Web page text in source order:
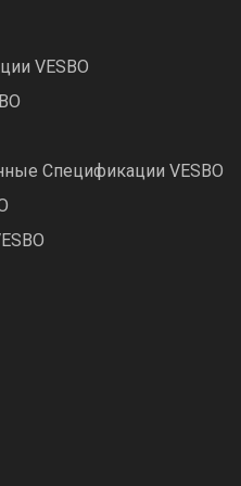
VESBO
Спецификации VESBO